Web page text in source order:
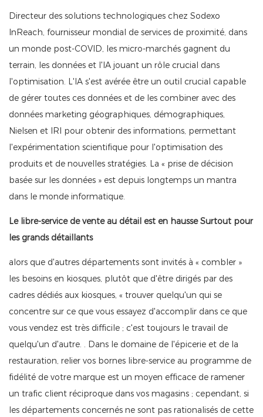
Directeur des solutions technologiques chez Sodexo
InReach, fournisseur mondial de services de proximité, dans
un monde post-COVID, les micro-marchés gagnent du
terrain, les données et l'IA jouant un rôle crucial dans
l'optimisation. L'IA s'est avérée être un outil crucial capable
de gérer toutes ces données et de les combiner avec des
données marketing géographiques, démographiques,
Nielsen et IRI pour obtenir des informations, permettant
l'expérimentation scientifique pour l'optimisation des
produits et de nouvelles stratégies. La « prise de décision
basée sur les données » est depuis longtemps un mantra
dans le monde informatique.
Le libre-service de vente au détail est en hausse Surtout pour
les grands détaillants
alors que d'autres départements sont invités à « combler »
les besoins en kiosques, plutôt que d'être dirigés par des
cadres dédiés aux kiosques, « trouver quelqu'un qui se
concentre sur ce que vous essayez d'accomplir dans ce que
vous vendez est très difficile ; c'est toujours le travail de
quelqu'un d'autre. . Dans le domaine de l'épicerie et de la
restauration, relier vos bornes libre-service au programme de
fidélité de votre marque est un moyen efficace de ramener
un trafic client réciproque dans vos magasins ; cependant, si
les départements concernés ne sont pas rationalisés de cette